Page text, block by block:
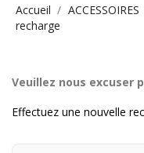
Accueil ACCESSOIRES
recharge
Veuillez nous excuser
Effectuez une nouvelle